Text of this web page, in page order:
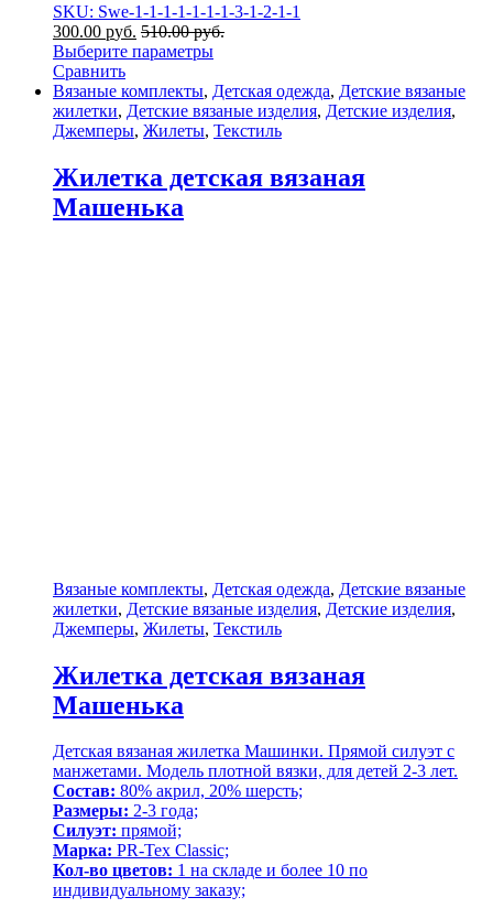
SKU: Swe-1-1-1-1-1-1-1-3-1-2-1-1
300.00 руб. 510.00руб.
Выберите параметры
Сравнить
Вязаные комплекты, Детская одежда, Детские вязаные
жилетки, Детские вязаные изделия, Детские изделия,
Джемперы, Жилеты, Текстиль
Жилетка детская вязаная
Машенька
Вязаные комплекты, Детская одежда, Детские вязаные
жилетки, Детские вязаные изделия, Детские изделия,
Джемперы, Жилеты, Текстиль
Жилетка детская вязаная
Машенька
Детская вязаная жилетка Машинки. Прямой силуэт с
манжетами. Модель плотной вязки, для детей 2-3 лет.
Состав: 80% акрил, 20% шерсть;
Размеры: 2-3 года;
Силуэт: прямой;
Марка: PR-Tex Classic;
Кол-во цветов: 1 на складе и более 10 по
индивидуальному заказу;